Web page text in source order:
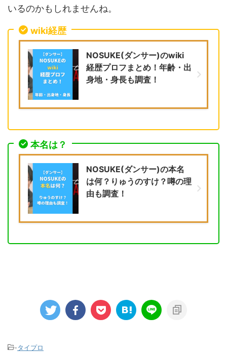
いるのかもしれませんね。
wiki経歴
NOSUKE(ダンサー)のwiki
経歴プロフまとめ！年齢・出
身地・身長も調査！
本名は？
NOSUKE(ダンサー)の本名
は何？りゅうのすけ？噂の理
由も調査！
-タイプロ